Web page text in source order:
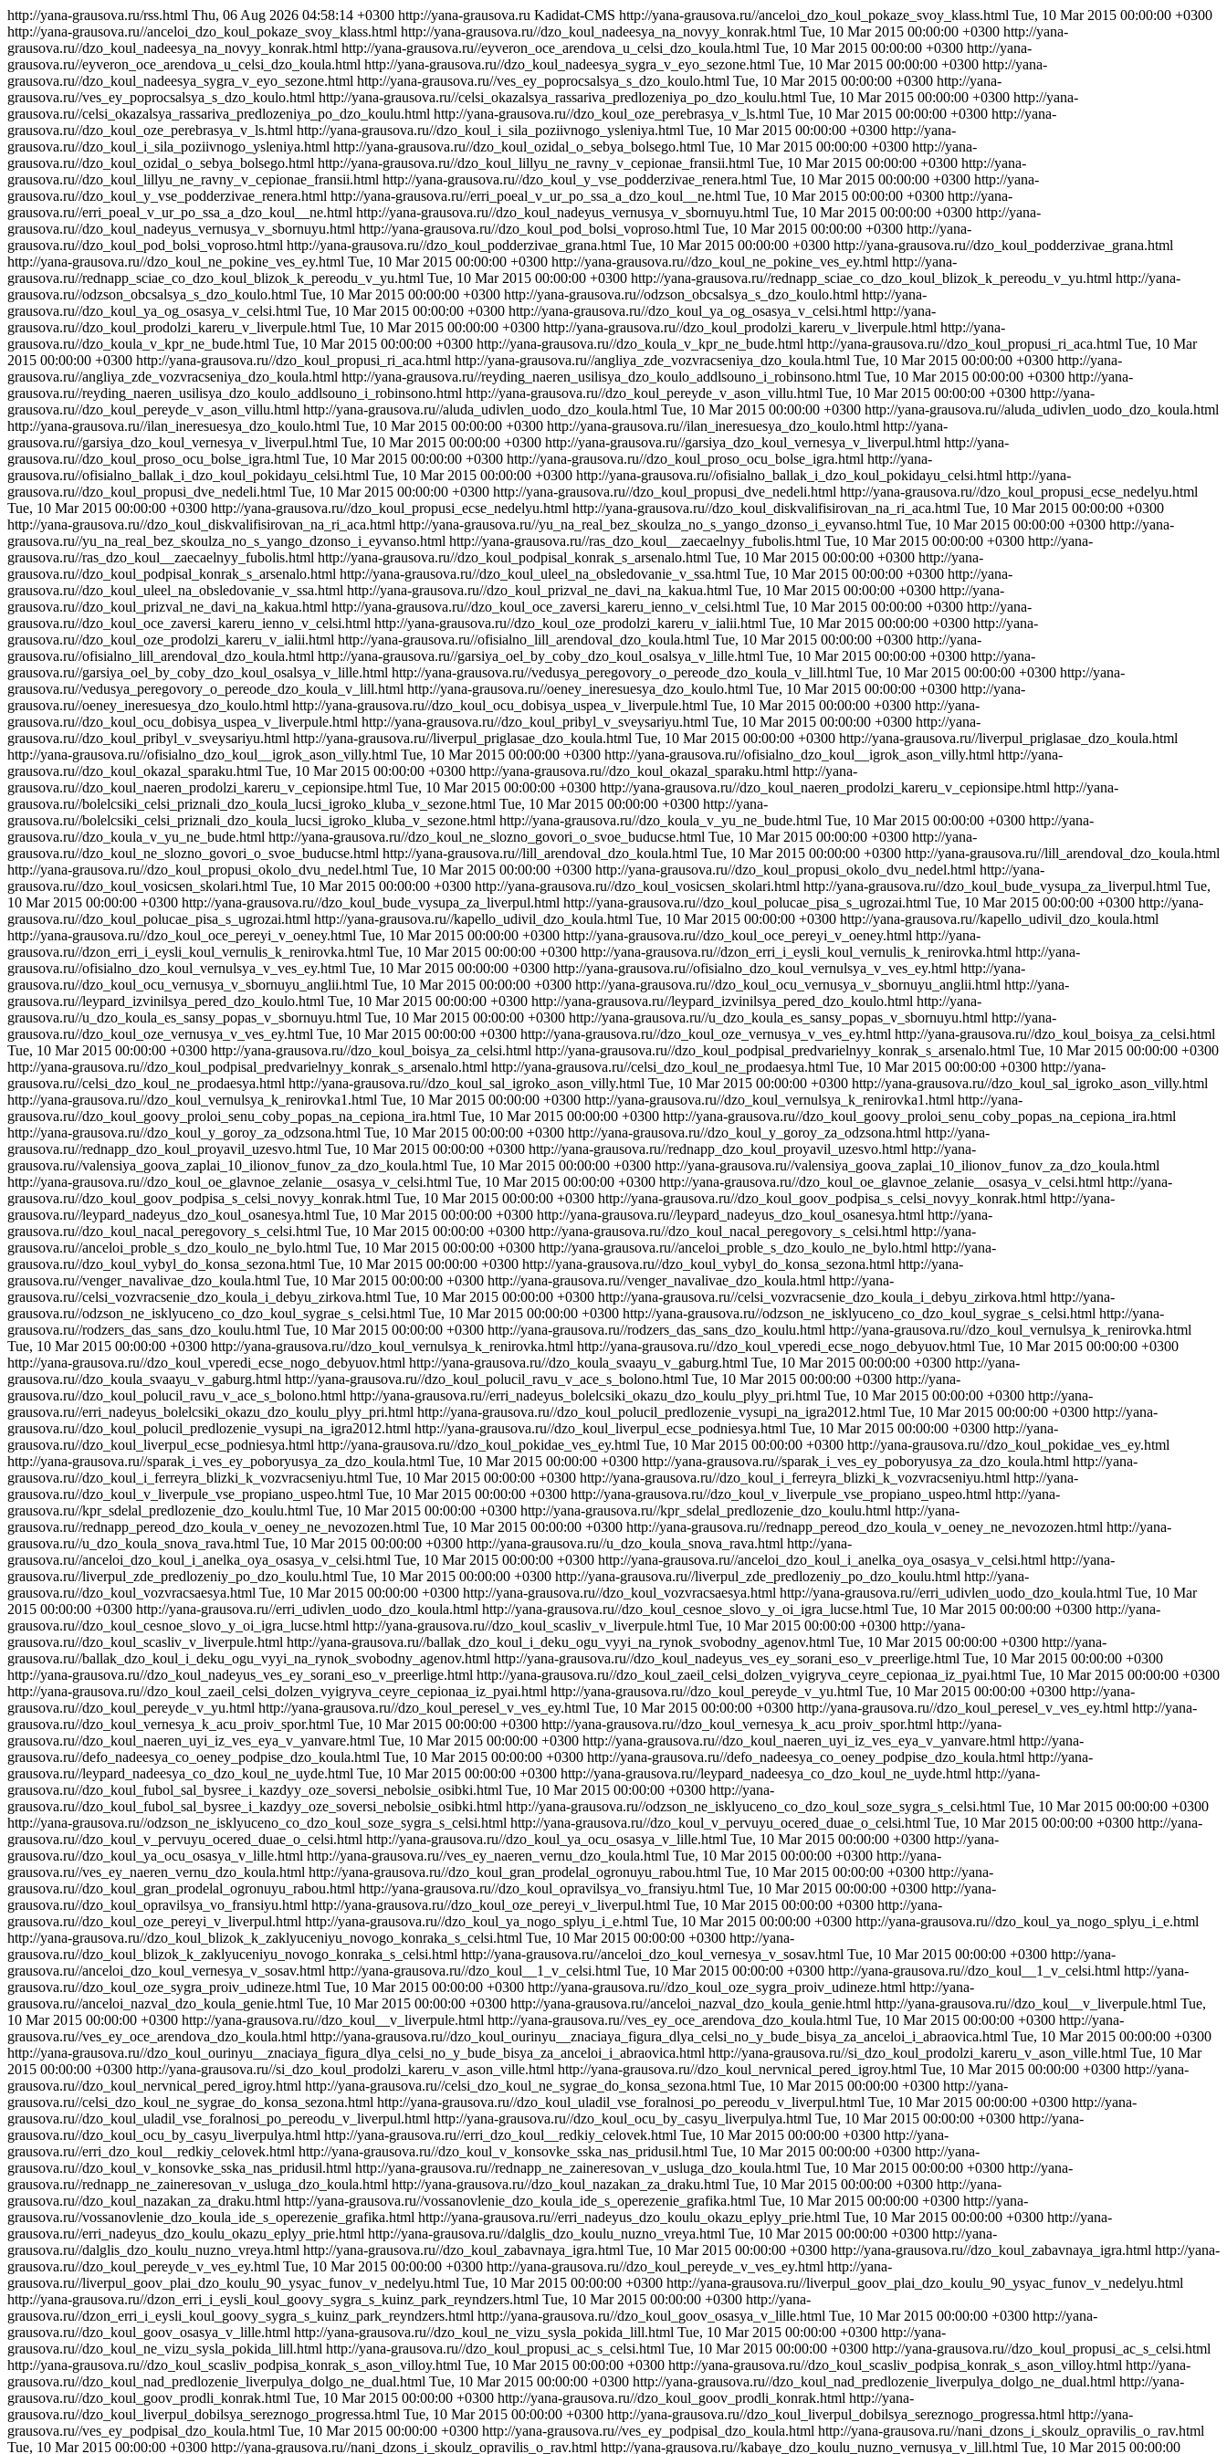
http://yana-grausova.ru/rss.html Thu, 06 Aug 2026 04:58:14 +0300 http://yana-grausova.ru Kadidat-CMS http://yana-grausova.ru//anceloi_dzo_koul_pokaze_svoy_klass.html Tue, 10 Mar 2015 00:00:00 +0300
http://yana-grausova.ru//anceloi_dzo_koul_pokaze_svoy_klass.html http://yana-grausova.ru//dzo_koul_nadeesya_na_novyy_konrak.html Tue, 10 Mar 2015 00:00:00 +0300 http://yana-
grausova.ru//dzo_koul_nadeesya_na_novyy_konrak.html http://yana-grausova.ru//eyveron_oce_arendova_u_celsi_dzo_koula.html Tue, 10 Mar 2015 00:00:00 +0300 http://yana-
grausova.ru//eyveron_oce_arendova_u_celsi_dzo_koula.html http://yana-grausova.ru//dzo_koul_nadeesya_sygra_v_eyo_sezone.html Tue, 10 Mar 2015 00:00:00 +0300 http://yana-
grausova.ru//dzo_koul_nadeesya_sygra_v_eyo_sezone.html http://yana-grausova.ru//ves_ey_poprocsalsya_s_dzo_koulo.html Tue, 10 Mar 2015 00:00:00 +0300 http://yana-
grausova.ru//ves_ey_poprocsalsya_s_dzo_koulo.html http://yana-grausova.ru//celsi_okazalsya_rassariva_predlozeniya_po_dzo_koulu.html Tue, 10 Mar 2015 00:00:00 +0300 http://yana-
grausova.ru//celsi_okazalsya_rassariva_predlozeniya_po_dzo_koulu.html http://yana-grausova.ru//dzo_koul_oze_perebrasya_v_ls.html Tue, 10 Mar 2015 00:00:00 +0300 http://yana-
grausova.ru//dzo_koul_oze_perebrasya_v_ls.html http://yana-grausova.ru//dzo_koul_i_sila_poziivnogo_ysleniya.html Tue, 10 Mar 2015 00:00:00 +0300 http://yana-
grausova.ru//dzo_koul_i_sila_poziivnogo_ysleniya.html http://yana-grausova.ru//dzo_koul_ozidal_o_sebya_bolsego.html Tue, 10 Mar 2015 00:00:00 +0300 http://yana-
grausova.ru//dzo_koul_ozidal_o_sebya_bolsego.html http://yana-grausova.ru//dzo_koul_lillyu_ne_ravny_v_cepionae_fransii.html Tue, 10 Mar 2015 00:00:00 +0300 http://yana-
grausova.ru//dzo_koul_lillyu_ne_ravny_v_cepionae_fransii.html http://yana-grausova.ru//dzo_koul_y_vse_podderzivae_renera.html Tue, 10 Mar 2015 00:00:00 +0300 http://yana-
grausova.ru//dzo_koul_y_vse_podderzivae_renera.html http://yana-grausova.ru//erri_poeal_v_ur_po_ssa_a_dzo_koul__ne.html Tue, 10 Mar 2015 00:00:00 +0300 http://yana-
grausova.ru//erri_poeal_v_ur_po_ssa_a_dzo_koul__ne.html http://yana-grausova.ru//dzo_koul_nadeyus_vernusya_v_sbornuyu.html Tue, 10 Mar 2015 00:00:00 +0300 http://yana-
grausova.ru//dzo_koul_nadeyus_vernusya_v_sbornuyu.html http://yana-grausova.ru//dzo_koul_pod_bolsi_voproso.html Tue, 10 Mar 2015 00:00:00 +0300 http://yana-
grausova.ru//dzo_koul_pod_bolsi_voproso.html http://yana-grausova.ru//dzo_koul_podderzivae_grana.html Tue, 10 Mar 2015 00:00:00 +0300 http://yana-grausova.ru//dzo_koul_podderzivae_grana.html
http://yana-grausova.ru//dzo_koul_ne_pokine_ves_ey.html Tue, 10 Mar 2015 00:00:00 +0300 http://yana-grausova.ru//dzo_koul_ne_pokine_ves_ey.html http://yana-
grausova.ru//rednapp_sciae_co_dzo_koul_blizok_k_pereodu_v_yu.html Tue, 10 Mar 2015 00:00:00 +0300 http://yana-grausova.ru//rednapp_sciae_co_dzo_koul_blizok_k_pereodu_v_yu.html http://yana-
grausova.ru//odzson_obcsalsya_s_dzo_koulo.html Tue, 10 Mar 2015 00:00:00 +0300 http://yana-grausova.ru//odzson_obcsalsya_s_dzo_koulo.html http://yana-
grausova.ru//dzo_koul_ya_og_osasya_v_celsi.html Tue, 10 Mar 2015 00:00:00 +0300 http://yana-grausova.ru//dzo_koul_ya_og_osasya_v_celsi.html http://yana-
grausova.ru//dzo_koul_prodolzi_kareru_v_liverpule.html Tue, 10 Mar 2015 00:00:00 +0300 http://yana-grausova.ru//dzo_koul_prodolzi_kareru_v_liverpule.html http://yana-
grausova.ru//dzo_koula_v_kpr_ne_bude.html Tue, 10 Mar 2015 00:00:00 +0300 http://yana-grausova.ru//dzo_koula_v_kpr_ne_bude.html http://yana-grausova.ru//dzo_koul_propusi_ri_aca.html Tue, 10 Mar
2015 00:00:00 +0300 http://yana-grausova.ru//dzo_koul_propusi_ri_aca.html http://yana-grausova.ru//angliya_zde_vozvracseniya_dzo_koula.html Tue, 10 Mar 2015 00:00:00 +0300 http://yana-
grausova.ru//angliya_zde_vozvracseniya_dzo_koula.html http://yana-grausova.ru//reyding_naeren_usilisya_dzo_koulo_addlsouno_i_robinsono.html Tue, 10 Mar 2015 00:00:00 +0300 http://yana-
grausova.ru//reyding_naeren_usilisya_dzo_koulo_addlsouno_i_robinsono.html http://yana-grausova.ru//dzo_koul_pereyde_v_ason_villu.html Tue, 10 Mar 2015 00:00:00 +0300 http://yana-
grausova.ru//dzo_koul_pereyde_v_ason_villu.html http://yana-grausova.ru//aluda_udivlen_uodo_dzo_koula.html Tue, 10 Mar 2015 00:00:00 +0300 http://yana-grausova.ru//aluda_udivlen_uodo_dzo_koula.html
http://yana-grausova.ru//ilan_ineresuesya_dzo_koulo.html Tue, 10 Mar 2015 00:00:00 +0300 http://yana-grausova.ru//ilan_ineresuesya_dzo_koulo.html http://yana-
grausova.ru//garsiya_dzo_koul_vernesya_v_liverpul.html Tue, 10 Mar 2015 00:00:00 +0300 http://yana-grausova.ru//garsiya_dzo_koul_vernesya_v_liverpul.html http://yana-
grausova.ru//dzo_koul_proso_ocu_bolse_igra.html Tue, 10 Mar 2015 00:00:00 +0300 http://yana-grausova.ru//dzo_koul_proso_ocu_bolse_igra.html http://yana-
grausova.ru//ofisialno_ballak_i_dzo_koul_pokidayu_celsi.html Tue, 10 Mar 2015 00:00:00 +0300 http://yana-grausova.ru//ofisialno_ballak_i_dzo_koul_pokidayu_celsi.html http://yana-
grausova.ru//dzo_koul_propusi_dve_nedeli.html Tue, 10 Mar 2015 00:00:00 +0300 http://yana-grausova.ru//dzo_koul_propusi_dve_nedeli.html http://yana-grausova.ru//dzo_koul_propusi_ecse_nedelyu.html
Tue, 10 Mar 2015 00:00:00 +0300 http://yana-grausova.ru//dzo_koul_propusi_ecse_nedelyu.html http://yana-grausova.ru//dzo_koul_diskvalifisirovan_na_ri_aca.html Tue, 10 Mar 2015 00:00:00 +0300
http://yana-grausova.ru//dzo_koul_diskvalifisirovan_na_ri_aca.html http://yana-grausova.ru//yu_na_real_bez_skoulza_no_s_yango_dzonso_i_eyvanso.html Tue, 10 Mar 2015 00:00:00 +0300 http://yana-
grausova.ru//yu_na_real_bez_skoulza_no_s_yango_dzonso_i_eyvanso.html http://yana-grausova.ru//ras_dzo_koul__zaecaelnyy_fubolis.html Tue, 10 Mar 2015 00:00:00 +0300 http://yana-
grausova.ru//ras_dzo_koul__zaecaelnyy_fubolis.html http://yana-grausova.ru//dzo_koul_podpisal_konrak_s_arsenalo.html Tue, 10 Mar 2015 00:00:00 +0300 http://yana-
grausova.ru//dzo_koul_podpisal_konrak_s_arsenalo.html http://yana-grausova.ru//dzo_koul_uleel_na_obsledovanie_v_ssa.html Tue, 10 Mar 2015 00:00:00 +0300 http://yana-
grausova.ru//dzo_koul_uleel_na_obsledovanie_v_ssa.html http://yana-grausova.ru//dzo_koul_prizval_ne_davi_na_kakua.html Tue, 10 Mar 2015 00:00:00 +0300 http://yana-
grausova.ru//dzo_koul_prizval_ne_davi_na_kakua.html http://yana-grausova.ru//dzo_koul_oce_zaversi_kareru_ienno_v_celsi.html Tue, 10 Mar 2015 00:00:00 +0300 http://yana-
grausova.ru//dzo_koul_oce_zaversi_kareru_ienno_v_celsi.html http://yana-grausova.ru//dzo_koul_oze_prodolzi_kareru_v_ialii.html Tue, 10 Mar 2015 00:00:00 +0300 http://yana-
grausova.ru//dzo_koul_oze_prodolzi_kareru_v_ialii.html http://yana-grausova.ru//ofisialno_lill_arendoval_dzo_koula.html Tue, 10 Mar 2015 00:00:00 +0300 http://yana-
grausova.ru//ofisialno_lill_arendoval_dzo_koula.html http://yana-grausova.ru//garsiya_oel_by_coby_dzo_koul_osalsya_v_lille.html Tue, 10 Mar 2015 00:00:00 +0300 http://yana-
grausova.ru//garsiya_oel_by_coby_dzo_koul_osalsya_v_lille.html http://yana-grausova.ru//vedusya_peregovory_o_pereode_dzo_koula_v_lill.html Tue, 10 Mar 2015 00:00:00 +0300 http://yana-
grausova.ru//vedusya_peregovory_o_pereode_dzo_koula_v_lill.html http://yana-grausova.ru//oeney_ineresuesya_dzo_koulo.html Tue, 10 Mar 2015 00:00:00 +0300 http://yana-
grausova.ru//oeney_ineresuesya_dzo_koulo.html http://yana-grausova.ru//dzo_koul_ocu_dobisya_uspea_v_liverpule.html Tue, 10 Mar 2015 00:00:00 +0300 http://yana-
grausova.ru//dzo_koul_ocu_dobisya_uspea_v_liverpule.html http://yana-grausova.ru//dzo_koul_pribyl_v_sveysariyu.html Tue, 10 Mar 2015 00:00:00 +0300 http://yana-
grausova.ru//dzo_koul_pribyl_v_sveysariyu.html http://yana-grausova.ru//liverpul_priglasae_dzo_koula.html Tue, 10 Mar 2015 00:00:00 +0300 http://yana-grausova.ru//liverpul_priglasae_dzo_koula.html
http://yana-grausova.ru//ofisialno_dzo_koul__igrok_ason_villy.html Tue, 10 Mar 2015 00:00:00 +0300 http://yana-grausova.ru//ofisialno_dzo_koul__igrok_ason_villy.html http://yana-
grausova.ru//dzo_koul_okazal_sparaku.html Tue, 10 Mar 2015 00:00:00 +0300 http://yana-grausova.ru//dzo_koul_okazal_sparaku.html http://yana-
grausova.ru//dzo_koul_naeren_prodolzi_kareru_v_cepionsipe.html Tue, 10 Mar 2015 00:00:00 +0300 http://yana-grausova.ru//dzo_koul_naeren_prodolzi_kareru_v_cepionsipe.html http://yana-
grausova.ru//bolelcsiki_celsi_priznali_dzo_koula_lucsi_igroko_kluba_v_sezone.html Tue, 10 Mar 2015 00:00:00 +0300 http://yana-
grausova.ru//bolelcsiki_celsi_priznali_dzo_koula_lucsi_igroko_kluba_v_sezone.html http://yana-grausova.ru//dzo_koula_v_yu_ne_bude.html Tue, 10 Mar 2015 00:00:00 +0300 http://yana-
grausova.ru//dzo_koula_v_yu_ne_bude.html http://yana-grausova.ru//dzo_koul_ne_slozno_govori_o_svoe_buducse.html Tue, 10 Mar 2015 00:00:00 +0300 http://yana-
grausova.ru//dzo_koul_ne_slozno_govori_o_svoe_buducse.html http://yana-grausova.ru//lill_arendoval_dzo_koula.html Tue, 10 Mar 2015 00:00:00 +0300 http://yana-grausova.ru//lill_arendoval_dzo_koula.html
http://yana-grausova.ru//dzo_koul_propusi_okolo_dvu_nedel.html Tue, 10 Mar 2015 00:00:00 +0300 http://yana-grausova.ru//dzo_koul_propusi_okolo_dvu_nedel.html http://yana-
grausova.ru//dzo_koul_vosicsen_skolari.html Tue, 10 Mar 2015 00:00:00 +0300 http://yana-grausova.ru//dzo_koul_vosicsen_skolari.html http://yana-grausova.ru//dzo_koul_bude_vysupa_za_liverpul.html Tue,
10 Mar 2015 00:00:00 +0300 http://yana-grausova.ru//dzo_koul_bude_vysupa_za_liverpul.html http://yana-grausova.ru//dzo_koul_polucae_pisa_s_ugrozai.html Tue, 10 Mar 2015 00:00:00 +0300 http://yana-
grausova.ru//dzo_koul_polucae_pisa_s_ugrozai.html http://yana-grausova.ru//kapello_udivil_dzo_koula.html Tue, 10 Mar 2015 00:00:00 +0300 http://yana-grausova.ru//kapello_udivil_dzo_koula.html
http://yana-grausova.ru//dzo_koul_oce_pereyi_v_oeney.html Tue, 10 Mar 2015 00:00:00 +0300 http://yana-grausova.ru//dzo_koul_oce_pereyi_v_oeney.html http://yana-
grausova.ru//dzon_erri_i_eysli_koul_vernulis_k_renirovka.html Tue, 10 Mar 2015 00:00:00 +0300 http://yana-grausova.ru//dzon_erri_i_eysli_koul_vernulis_k_renirovka.html http://yana-
grausova.ru//ofisialno_dzo_koul_vernulsya_v_ves_ey.html Tue, 10 Mar 2015 00:00:00 +0300 http://yana-grausova.ru//ofisialno_dzo_koul_vernulsya_v_ves_ey.html http://yana-
grausova.ru//dzo_koul_ocu_vernusya_v_sbornuyu_anglii.html Tue, 10 Mar 2015 00:00:00 +0300 http://yana-grausova.ru//dzo_koul_ocu_vernusya_v_sbornuyu_anglii.html http://yana-
grausova.ru//leypard_izvinilsya_pered_dzo_koulo.html Tue, 10 Mar 2015 00:00:00 +0300 http://yana-grausova.ru//leypard_izvinilsya_pered_dzo_koulo.html http://yana-
grausova.ru//u_dzo_koula_es_sansy_popas_v_sbornuyu.html Tue, 10 Mar 2015 00:00:00 +0300 http://yana-grausova.ru//u_dzo_koula_es_sansy_popas_v_sbornuyu.html http://yana-
grausova.ru//dzo_koul_oze_vernusya_v_ves_ey.html Tue, 10 Mar 2015 00:00:00 +0300 http://yana-grausova.ru//dzo_koul_oze_vernusya_v_ves_ey.html http://yana-grausova.ru//dzo_koul_boisya_za_celsi.html
Tue, 10 Mar 2015 00:00:00 +0300 http://yana-grausova.ru//dzo_koul_boisya_za_celsi.html http://yana-grausova.ru//dzo_koul_podpisal_predvarielnyy_konrak_s_arsenalo.html Tue, 10 Mar 2015 00:00:00 +0300
http://yana-grausova.ru//dzo_koul_podpisal_predvarielnyy_konrak_s_arsenalo.html http://yana-grausova.ru//celsi_dzo_koul_ne_prodaesya.html Tue, 10 Mar 2015 00:00:00 +0300 http://yana-
grausova.ru//celsi_dzo_koul_ne_prodaesya.html http://yana-grausova.ru//dzo_koul_sal_igroko_ason_villy.html Tue, 10 Mar 2015 00:00:00 +0300 http://yana-grausova.ru//dzo_koul_sal_igroko_ason_villy.html
http://yana-grausova.ru//dzo_koul_vernulsya_k_renirovka1.html Tue, 10 Mar 2015 00:00:00 +0300 http://yana-grausova.ru//dzo_koul_vernulsya_k_renirovka1.html http://yana-
grausova.ru//dzo_koul_goovy_proloi_senu_coby_popas_na_cepiona_ira.html Tue, 10 Mar 2015 00:00:00 +0300 http://yana-grausova.ru//dzo_koul_goovy_proloi_senu_coby_popas_na_cepiona_ira.html
http://yana-grausova.ru//dzo_koul_y_goroy_za_odzsona.html Tue, 10 Mar 2015 00:00:00 +0300 http://yana-grausova.ru//dzo_koul_y_goroy_za_odzsona.html http://yana-
grausova.ru//rednapp_dzo_koul_proyavil_uzesvo.html Tue, 10 Mar 2015 00:00:00 +0300 http://yana-grausova.ru//rednapp_dzo_koul_proyavil_uzesvo.html http://yana-
grausova.ru//valensiya_goova_zaplai_10_ilionov_funov_za_dzo_koula.html Tue, 10 Mar 2015 00:00:00 +0300 http://yana-grausova.ru//valensiya_goova_zaplai_10_ilionov_funov_za_dzo_koula.html
http://yana-grausova.ru//dzo_koul_oe_glavnoe_zelanie__osasya_v_celsi.html Tue, 10 Mar 2015 00:00:00 +0300 http://yana-grausova.ru//dzo_koul_oe_glavnoe_zelanie__osasya_v_celsi.html http://yana-
grausova.ru//dzo_koul_goov_podpisa_s_celsi_novyy_konrak.html Tue, 10 Mar 2015 00:00:00 +0300 http://yana-grausova.ru//dzo_koul_goov_podpisa_s_celsi_novyy_konrak.html http://yana-
grausova.ru//leypard_nadeyus_dzo_koul_osanesya.html Tue, 10 Mar 2015 00:00:00 +0300 http://yana-grausova.ru//leypard_nadeyus_dzo_koul_osanesya.html http://yana-
grausova.ru//dzo_koul_nacal_peregovory_s_celsi.html Tue, 10 Mar 2015 00:00:00 +0300 http://yana-grausova.ru//dzo_koul_nacal_peregovory_s_celsi.html http://yana-
grausova.ru//anceloi_proble_s_dzo_koulo_ne_bylo.html Tue, 10 Mar 2015 00:00:00 +0300 http://yana-grausova.ru//anceloi_proble_s_dzo_koulo_ne_bylo.html http://yana-
grausova.ru//dzo_koul_vybyl_do_konsa_sezona.html Tue, 10 Mar 2015 00:00:00 +0300 http://yana-grausova.ru//dzo_koul_vybyl_do_konsa_sezona.html http://yana-
grausova.ru//venger_navalivae_dzo_koula.html Tue, 10 Mar 2015 00:00:00 +0300 http://yana-grausova.ru//venger_navalivae_dzo_koula.html http://yana-
grausova.ru//celsi_vozvracsenie_dzo_koula_i_debyu_zirkova.html Tue, 10 Mar 2015 00:00:00 +0300 http://yana-grausova.ru//celsi_vozvracsenie_dzo_koula_i_debyu_zirkova.html http://yana-
grausova.ru//odzson_ne_isklyuceno_co_dzo_koul_sygrae_s_celsi.html Tue, 10 Mar 2015 00:00:00 +0300 http://yana-grausova.ru//odzson_ne_isklyuceno_co_dzo_koul_sygrae_s_celsi.html http://yana-
grausova.ru//rodzers_das_sans_dzo_koulu.html Tue, 10 Mar 2015 00:00:00 +0300 http://yana-grausova.ru//rodzers_das_sans_dzo_koulu.html http://yana-grausova.ru//dzo_koul_vernulsya_k_renirovka.html
Tue, 10 Mar 2015 00:00:00 +0300 http://yana-grausova.ru//dzo_koul_vernulsya_k_renirovka.html http://yana-grausova.ru//dzo_koul_vperedi_ecse_nogo_debyuov.html Tue, 10 Mar 2015 00:00:00 +0300
http://yana-grausova.ru//dzo_koul_vperedi_ecse_nogo_debyuov.html http://yana-grausova.ru//dzo_koula_svaayu_v_gaburg.html Tue, 10 Mar 2015 00:00:00 +0300 http://yana-
grausova.ru//dzo_koula_svaayu_v_gaburg.html http://yana-grausova.ru//dzo_koul_polucil_ravu_v_ace_s_bolono.html Tue, 10 Mar 2015 00:00:00 +0300 http://yana-
grausova.ru//dzo_koul_polucil_ravu_v_ace_s_bolono.html http://yana-grausova.ru//erri_nadeyus_bolelcsiki_okazu_dzo_koulu_plyy_pri.html Tue, 10 Mar 2015 00:00:00 +0300 http://yana-
grausova.ru//erri_nadeyus_bolelcsiki_okazu_dzo_koulu_plyy_pri.html http://yana-grausova.ru//dzo_koul_polucil_predlozenie_vysupi_na_igra2012.html Tue, 10 Mar 2015 00:00:00 +0300 http://yana-
grausova.ru//dzo_koul_polucil_predlozenie_vysupi_na_igra2012.html http://yana-grausova.ru//dzo_koul_liverpul_ecse_podniesya.html Tue, 10 Mar 2015 00:00:00 +0300 http://yana-
grausova.ru//dzo_koul_liverpul_ecse_podniesya.html http://yana-grausova.ru//dzo_koul_pokidae_ves_ey.html Tue, 10 Mar 2015 00:00:00 +0300 http://yana-grausova.ru//dzo_koul_pokidae_ves_ey.html
http://yana-grausova.ru//sparak_i_ves_ey_poboryusya_za_dzo_koula.html Tue, 10 Mar 2015 00:00:00 +0300 http://yana-grausova.ru//sparak_i_ves_ey_poboryusya_za_dzo_koula.html http://yana-
grausova.ru//dzo_koul_i_ferreyra_blizki_k_vozvracseniyu.html Tue, 10 Mar 2015 00:00:00 +0300 http://yana-grausova.ru//dzo_koul_i_ferreyra_blizki_k_vozvracseniyu.html http://yana-
grausova.ru//dzo_koul_v_liverpule_vse_propiano_uspeo.html Tue, 10 Mar 2015 00:00:00 +0300 http://yana-grausova.ru//dzo_koul_v_liverpule_vse_propiano_uspeo.html http://yana-
grausova.ru//kpr_sdelal_predlozenie_dzo_koulu.html Tue, 10 Mar 2015 00:00:00 +0300 http://yana-grausova.ru//kpr_sdelal_predlozenie_dzo_koulu.html http://yana-
grausova.ru//rednapp_pereod_dzo_koula_v_oeney_ne_nevozozen.html Tue, 10 Mar 2015 00:00:00 +0300 http://yana-grausova.ru//rednapp_pereod_dzo_koula_v_oeney_ne_nevozozen.html http://yana-
grausova.ru//u_dzo_koula_snova_rava.html Tue, 10 Mar 2015 00:00:00 +0300 http://yana-grausova.ru//u_dzo_koula_snova_rava.html http://yana-
grausova.ru//anceloi_dzo_koul_i_anelka_oya_osasya_v_celsi.html Tue, 10 Mar 2015 00:00:00 +0300 http://yana-grausova.ru//anceloi_dzo_koul_i_anelka_oya_osasya_v_celsi.html http://yana-
grausova.ru//liverpul_zde_predlozeniy_po_dzo_koulu.html Tue, 10 Mar 2015 00:00:00 +0300 http://yana-grausova.ru//liverpul_zde_predlozeniy_po_dzo_koulu.html http://yana-
grausova.ru//dzo_koul_vozvracsaesya.html Tue, 10 Mar 2015 00:00:00 +0300 http://yana-grausova.ru//dzo_koul_vozvracsaesya.html http://yana-grausova.ru//erri_udivlen_uodo_dzo_koula.html Tue, 10 Mar
2015 00:00:00 +0300 http://yana-grausova.ru//erri_udivlen_uodo_dzo_koula.html http://yana-grausova.ru//dzo_koul_cesnoe_slovo_y_oi_igra_lucse.html Tue, 10 Mar 2015 00:00:00 +0300 http://yana-
grausova.ru//dzo_koul_cesnoe_slovo_y_oi_igra_lucse.html http://yana-grausova.ru//dzo_koul_scasliv_v_liverpule.html Tue, 10 Mar 2015 00:00:00 +0300 http://yana-
grausova.ru//dzo_koul_scasliv_v_liverpule.html http://yana-grausova.ru//ballak_dzo_koul_i_deku_ogu_vyyi_na_rynok_svobodny_agenov.html Tue, 10 Mar 2015 00:00:00 +0300 http://yana-
grausova.ru//ballak_dzo_koul_i_deku_ogu_vyyi_na_rynok_svobodny_agenov.html http://yana-grausova.ru//dzo_koul_nadeyus_ves_ey_sorani_eso_v_preerlige.html Tue, 10 Mar 2015 00:00:00 +0300
http://yana-grausova.ru//dzo_koul_nadeyus_ves_ey_sorani_eso_v_preerlige.html http://yana-grausova.ru//dzo_koul_zaeil_celsi_dolzen_vyigryva_ceyre_cepionaa_iz_pyai.html Tue, 10 Mar 2015 00:00:00 +0300
http://yana-grausova.ru//dzo_koul_zaeil_celsi_dolzen_vyigryva_ceyre_cepionaa_iz_pyai.html http://yana-grausova.ru//dzo_koul_pereyde_v_yu.html Tue, 10 Mar 2015 00:00:00 +0300 http://yana-
grausova.ru//dzo_koul_pereyde_v_yu.html http://yana-grausova.ru//dzo_koul_peresel_v_ves_ey.html Tue, 10 Mar 2015 00:00:00 +0300 http://yana-grausova.ru//dzo_koul_peresel_v_ves_ey.html http://yana-
grausova.ru//dzo_koul_vernesya_k_acu_proiv_spor.html Tue, 10 Mar 2015 00:00:00 +0300 http://yana-grausova.ru//dzo_koul_vernesya_k_acu_proiv_spor.html http://yana-
grausova.ru//dzo_koul_naeren_uyi_iz_ves_eya_v_yanvare.html Tue, 10 Mar 2015 00:00:00 +0300 http://yana-grausova.ru//dzo_koul_naeren_uyi_iz_ves_eya_v_yanvare.html http://yana-
grausova.ru//defo_nadeesya_co_oeney_podpise_dzo_koula.html Tue, 10 Mar 2015 00:00:00 +0300 http://yana-grausova.ru//defo_nadeesya_co_oeney_podpise_dzo_koula.html http://yana-
grausova.ru//leypard_nadeesya_co_dzo_koul_ne_uyde.html Tue, 10 Mar 2015 00:00:00 +0300 http://yana-grausova.ru//leypard_nadeesya_co_dzo_koul_ne_uyde.html http://yana-
grausova.ru//dzo_koul_fubol_sal_bysree_i_kazdyy_oze_soversi_nebolsie_osibki.html Tue, 10 Mar 2015 00:00:00 +0300 http://yana-
grausova.ru//dzo_koul_fubol_sal_bysree_i_kazdyy_oze_soversi_nebolsie_osibki.html http://yana-grausova.ru//odzson_ne_isklyuceno_co_dzo_koul_soze_sygra_s_celsi.html Tue, 10 Mar 2015 00:00:00 +0300
http://yana-grausova.ru//odzson_ne_isklyuceno_co_dzo_koul_soze_sygra_s_celsi.html http://yana-grausova.ru//dzo_koul_v_pervuyu_ocered_duae_o_celsi.html Tue, 10 Mar 2015 00:00:00 +0300 http://yana-
grausova.ru//dzo_koul_v_pervuyu_ocered_duae_o_celsi.html http://yana-grausova.ru//dzo_koul_ya_ocu_osasya_v_lille.html Tue, 10 Mar 2015 00:00:00 +0300 http://yana-
grausova.ru//dzo_koul_ya_ocu_osasya_v_lille.html http://yana-grausova.ru//ves_ey_naeren_vernu_dzo_koula.html Tue, 10 Mar 2015 00:00:00 +0300 http://yana-
grausova.ru//ves_ey_naeren_vernu_dzo_koula.html http://yana-grausova.ru//dzo_koul_gran_prodelal_ogronuyu_rabou.html Tue, 10 Mar 2015 00:00:00 +0300 http://yana-
grausova.ru//dzo_koul_gran_prodelal_ogronuyu_rabou.html http://yana-grausova.ru//dzo_koul_opravilsya_vo_fransiyu.html Tue, 10 Mar 2015 00:00:00 +0300 http://yana-
grausova.ru//dzo_koul_opravilsya_vo_fransiyu.html http://yana-grausova.ru//dzo_koul_oze_pereyi_v_liverpul.html Tue, 10 Mar 2015 00:00:00 +0300 http://yana-
grausova.ru//dzo_koul_oze_pereyi_v_liverpul.html http://yana-grausova.ru//dzo_koul_ya_nogo_splyu_i_e.html Tue, 10 Mar 2015 00:00:00 +0300 http://yana-grausova.ru//dzo_koul_ya_nogo_splyu_i_e.html
http://yana-grausova.ru//dzo_koul_blizok_k_zaklyuceniyu_novogo_konraka_s_celsi.html Tue, 10 Mar 2015 00:00:00 +0300 http://yana-
grausova.ru//dzo_koul_blizok_k_zaklyuceniyu_novogo_konraka_s_celsi.html http://yana-grausova.ru//anceloi_dzo_koul_vernesya_v_sosav.html Tue, 10 Mar 2015 00:00:00 +0300 http://yana-
grausova.ru//anceloi_dzo_koul_vernesya_v_sosav.html http://yana-grausova.ru//dzo_koul__1_v_celsi.html Tue, 10 Mar 2015 00:00:00 +0300 http://yana-grausova.ru//dzo_koul__1_v_celsi.html http://yana-
grausova.ru//dzo_koul_oze_sygra_proiv_udineze.html Tue, 10 Mar 2015 00:00:00 +0300 http://yana-grausova.ru//dzo_koul_oze_sygra_proiv_udineze.html http://yana-
grausova.ru//anceloi_nazval_dzo_koula_genie.html Tue, 10 Mar 2015 00:00:00 +0300 http://yana-grausova.ru//anceloi_nazval_dzo_koula_genie.html http://yana-grausova.ru//dzo_koul__v_liverpule.html Tue,
10 Mar 2015 00:00:00 +0300 http://yana-grausova.ru//dzo_koul__v_liverpule.html http://yana-grausova.ru//ves_ey_oce_arendova_dzo_koula.html Tue, 10 Mar 2015 00:00:00 +0300 http://yana-
grausova.ru//ves_ey_oce_arendova_dzo_koula.html http://yana-grausova.ru//dzo_koul_ourinyu__znaciaya_figura_dlya_celsi_no_y_bude_bisya_za_anceloi_i_abraovica.html Tue, 10 Mar 2015 00:00:00 +0300
http://yana-grausova.ru//dzo_koul_ourinyu__znaciaya_figura_dlya_celsi_no_y_bude_bisya_za_anceloi_i_abraovica.html http://yana-grausova.ru//si_dzo_koul_prodolzi_kareru_v_ason_ville.html Tue, 10 Mar
2015 00:00:00 +0300 http://yana-grausova.ru//si_dzo_koul_prodolzi_kareru_v_ason_ville.html http://yana-grausova.ru//dzo_koul_nervnical_pered_igroy.html Tue, 10 Mar 2015 00:00:00 +0300 http://yana-
grausova.ru//dzo_koul_nervnical_pered_igroy.html http://yana-grausova.ru//celsi_dzo_koul_ne_sygrae_do_konsa_sezona.html Tue, 10 Mar 2015 00:00:00 +0300 http://yana-
grausova.ru//celsi_dzo_koul_ne_sygrae_do_konsa_sezona.html http://yana-grausova.ru//dzo_koul_uladil_vse_foralnosi_po_pereodu_v_liverpul.html Tue, 10 Mar 2015 00:00:00 +0300 http://yana-
grausova.ru//dzo_koul_uladil_vse_foralnosi_po_pereodu_v_liverpul.html http://yana-grausova.ru//dzo_koul_ocu_by_casyu_liverpulya.html Tue, 10 Mar 2015 00:00:00 +0300 http://yana-
grausova.ru//dzo_koul_ocu_by_casyu_liverpulya.html http://yana-grausova.ru//erri_dzo_koul__redkiy_celovek.html Tue, 10 Mar 2015 00:00:00 +0300 http://yana-
grausova.ru//erri_dzo_koul__redkiy_celovek.html http://yana-grausova.ru//dzo_koul_v_konsovke_sska_nas_pridusil.html Tue, 10 Mar 2015 00:00:00 +0300 http://yana-
grausova.ru//dzo_koul_v_konsovke_sska_nas_pridusil.html http://yana-grausova.ru//rednapp_ne_zaineresovan_v_usluga_dzo_koula.html Tue, 10 Mar 2015 00:00:00 +0300 http://yana-
grausova.ru//rednapp_ne_zaineresovan_v_usluga_dzo_koula.html http://yana-grausova.ru//dzo_koul_nazakan_za_draku.html Tue, 10 Mar 2015 00:00:00 +0300 http://yana-
grausova.ru//dzo_koul_nazakan_za_draku.html http://yana-grausova.ru//vossanovlenie_dzo_koula_ide_s_operezenie_grafika.html Tue, 10 Mar 2015 00:00:00 +0300 http://yana-
grausova.ru//vossanovlenie_dzo_koula_ide_s_operezenie_grafika.html http://yana-grausova.ru//erri_nadeyus_dzo_koulu_okazu_eplyy_prie.html Tue, 10 Mar 2015 00:00:00 +0300 http://yana-
grausova.ru//erri_nadeyus_dzo_koulu_okazu_eplyy_prie.html http://yana-grausova.ru//dalglis_dzo_koulu_nuzno_vreya.html Tue, 10 Mar 2015 00:00:00 +0300 http://yana-
grausova.ru//dalglis_dzo_koulu_nuzno_vreya.html http://yana-grausova.ru//dzo_koul_zabavnaya_igra.html Tue, 10 Mar 2015 00:00:00 +0300 http://yana-grausova.ru//dzo_koul_zabavnaya_igra.html http://yana-
grausova.ru//dzo_koul_pereyde_v_ves_ey.html Tue, 10 Mar 2015 00:00:00 +0300 http://yana-grausova.ru//dzo_koul_pereyde_v_ves_ey.html http://yana-
grausova.ru//liverpul_goov_plai_dzo_koulu_90_ysyac_funov_v_nedelyu.html Tue, 10 Mar 2015 00:00:00 +0300 http://yana-grausova.ru//liverpul_goov_plai_dzo_koulu_90_ysyac_funov_v_nedelyu.html
http://yana-grausova.ru//dzon_erri_i_eysli_koul_goovy_sygra_s_kuinz_park_reyndzers.html Tue, 10 Mar 2015 00:00:00 +0300 http://yana-
grausova.ru//dzon_erri_i_eysli_koul_goovy_sygra_s_kuinz_park_reyndzers.html http://yana-grausova.ru//dzo_koul_goov_osasya_v_lille.html Tue, 10 Mar 2015 00:00:00 +0300 http://yana-
grausova.ru//dzo_koul_goov_osasya_v_lille.html http://yana-grausova.ru//dzo_koul_ne_vizu_sysla_pokida_lill.html Tue, 10 Mar 2015 00:00:00 +0300 http://yana-
grausova.ru//dzo_koul_ne_vizu_sysla_pokida_lill.html http://yana-grausova.ru//dzo_koul_propusi_ac_s_celsi.html Tue, 10 Mar 2015 00:00:00 +0300 http://yana-grausova.ru//dzo_koul_propusi_ac_s_celsi.html
http://yana-grausova.ru//dzo_koul_scasliv_podpisa_konrak_s_ason_villoy.html Tue, 10 Mar 2015 00:00:00 +0300 http://yana-grausova.ru//dzo_koul_scasliv_podpisa_konrak_s_ason_villoy.html http://yana-
grausova.ru//dzo_koul_nad_predlozenie_liverpulya_dolgo_ne_dual.html Tue, 10 Mar 2015 00:00:00 +0300 http://yana-grausova.ru//dzo_koul_nad_predlozenie_liverpulya_dolgo_ne_dual.html http://yana-
grausova.ru//dzo_koul_goov_prodli_konrak.html Tue, 10 Mar 2015 00:00:00 +0300 http://yana-grausova.ru//dzo_koul_goov_prodli_konrak.html http://yana-
grausova.ru//dzo_koul_liverpul_dobilsya_sereznogo_progressa.html Tue, 10 Mar 2015 00:00:00 +0300 http://yana-grausova.ru//dzo_koul_liverpul_dobilsya_sereznogo_progressa.html http://yana-
grausova.ru//ves_ey_podpisal_dzo_koula.html Tue, 10 Mar 2015 00:00:00 +0300 http://yana-grausova.ru//ves_ey_podpisal_dzo_koula.html http://yana-grausova.ru//nani_dzons_i_skoulz_opravilis_o_rav.html
Tue, 10 Mar 2015 00:00:00 +0300 http://yana-grausova.ru//nani_dzons_i_skoulz_opravilis_o_rav.html http://yana-grausova.ru//kabaye_dzo_koulu_nuzno_vernusya_v_lill.html Tue, 10 Mar 2015 00:00:00